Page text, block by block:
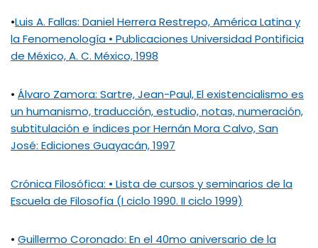
•Luis A. Fallas: Daniel Herrera Restrepo, América Latina y
la Fenomenología • Publicaciones Universidad Pontificia
de México, A. C. México, 1998
• Álvaro Zamora: Sartre, Jean-Paul, El existencialismo es
un humanismo, traducción, estudio, notas, numeración,
subtitulación e índices por Hernán Mora Calvo, San
José: Ediciones Guayacán, 1997
Crónica Filosófica: • Lista de cursos y seminarios de la
Escuela de Filosofía (I ciclo 1990. II ciclo 1999)
• Guillermo Coronado: En el 40mo aniversario de la